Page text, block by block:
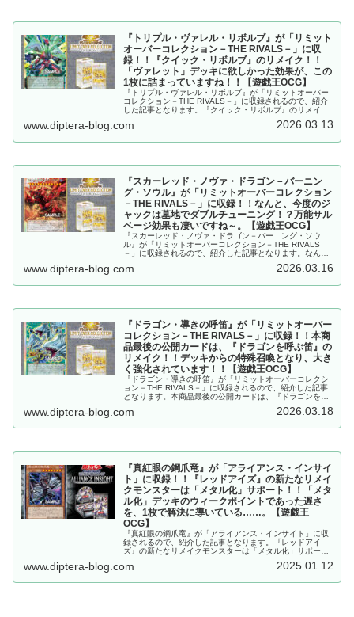
『トリプル・ヴァレル・リボルブ』が「リミット
オーバーコレクション－THE RIVALS－」に収
録！！『クイック・リボルブ』のリメイク！！
「ヴァレット」デッキに欲しかった効果が、この
1枚に詰まっていますね！！【遊戯王OCG】
『トリプル・ヴァレル・リボルブ』が「リミットオーバー
コレクション－THE RIVALS－」に収録されるので、紹介
した記事となります。『クイック・リボルブ』のリメイ
枚に詰まっていますね！！【遊戯王OCG】
www.diptera-blog.com 2026.03.13
『スカーレッド・ノヴァ・ドラゴン－バーニン
グ・ソウル』が「リミットオーバーコレクション
－THE RIVALS－」に収録！！なんと、今度のジ
ャックは墓地でダブルチューニング！？万能サル
ベージ効果も凄いですね～。【遊戯王OCG】
『スカーレッド・ノヴァ・ドラゴン－バーニング・ソウ
ル』が「リミットオーバーコレクション－THE RIVALS
－」に収録されるので、紹介した記事となります。なん
サルベージ効果も凄いですね～。【遊戯王OCG】
www.diptera-blog.com 2026.03.16
『ドラゴン・導きの呼笛』が「リミットオーバー
コレクション－THE RIVALS－」に収録！！本商
品最後の公開カードは、『ドラゴンを呼ぶ笛』の
リメイク！！デッキからの特殊召喚となり、大き
く強化されています！！【遊戯王OCG】
『ドラゴン・導きの呼笛』が「リミットオーバーコレクシ
ョン－THE RIVALS－」に収録されるので、紹介した記事
となります。本商品最後の公開カードは、『ドラゴンを呼
く強化されています！！【遊戯王OCG】
www.diptera-blog.com 2026.03.18
『真紅眼の鋼爪竜』が「アライアンス・インサイ
ト」に収録！！『レッドアイズ』の新たなリメイ
クモンスターは「メタル化」サポート！！「メタ
ル化」デッキのウィークポイントであった遅さ
を、1枚で解決に導いている……。【遊戯王
OCG】
『真紅眼の鋼爪竜』が「アライアンス・インサイト」に収
録されるので、紹介した記事となります。『レッドアイ
ズ』の新たなリメイクモンスターは「メタル化」サポー
さを、1枚で解決に導いている……。【遊戯王OCG】
www.diptera-blog.com 2025.01.12